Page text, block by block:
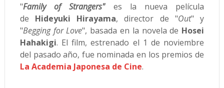
"Family of Strangers" es
la nueva película
de Hideyuki Hirayama, director de "Out" y
"Begging for Love", basada en la novela de Hosei
Hahakigi. El film, estrenado el 1 de noviembre
del pasado año, fue nominada en los premios de
La Academia Japonesa de Cine.